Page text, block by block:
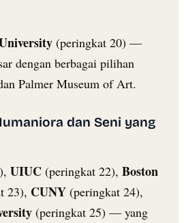
(peringkat 20) —
dengan berbagai pilihan
Palmer Museum of Art.
dan Seni yang
UIUC (peringkat 22), Boston
23), CUNY (peringkat 24),
(peringkat 25) — yang